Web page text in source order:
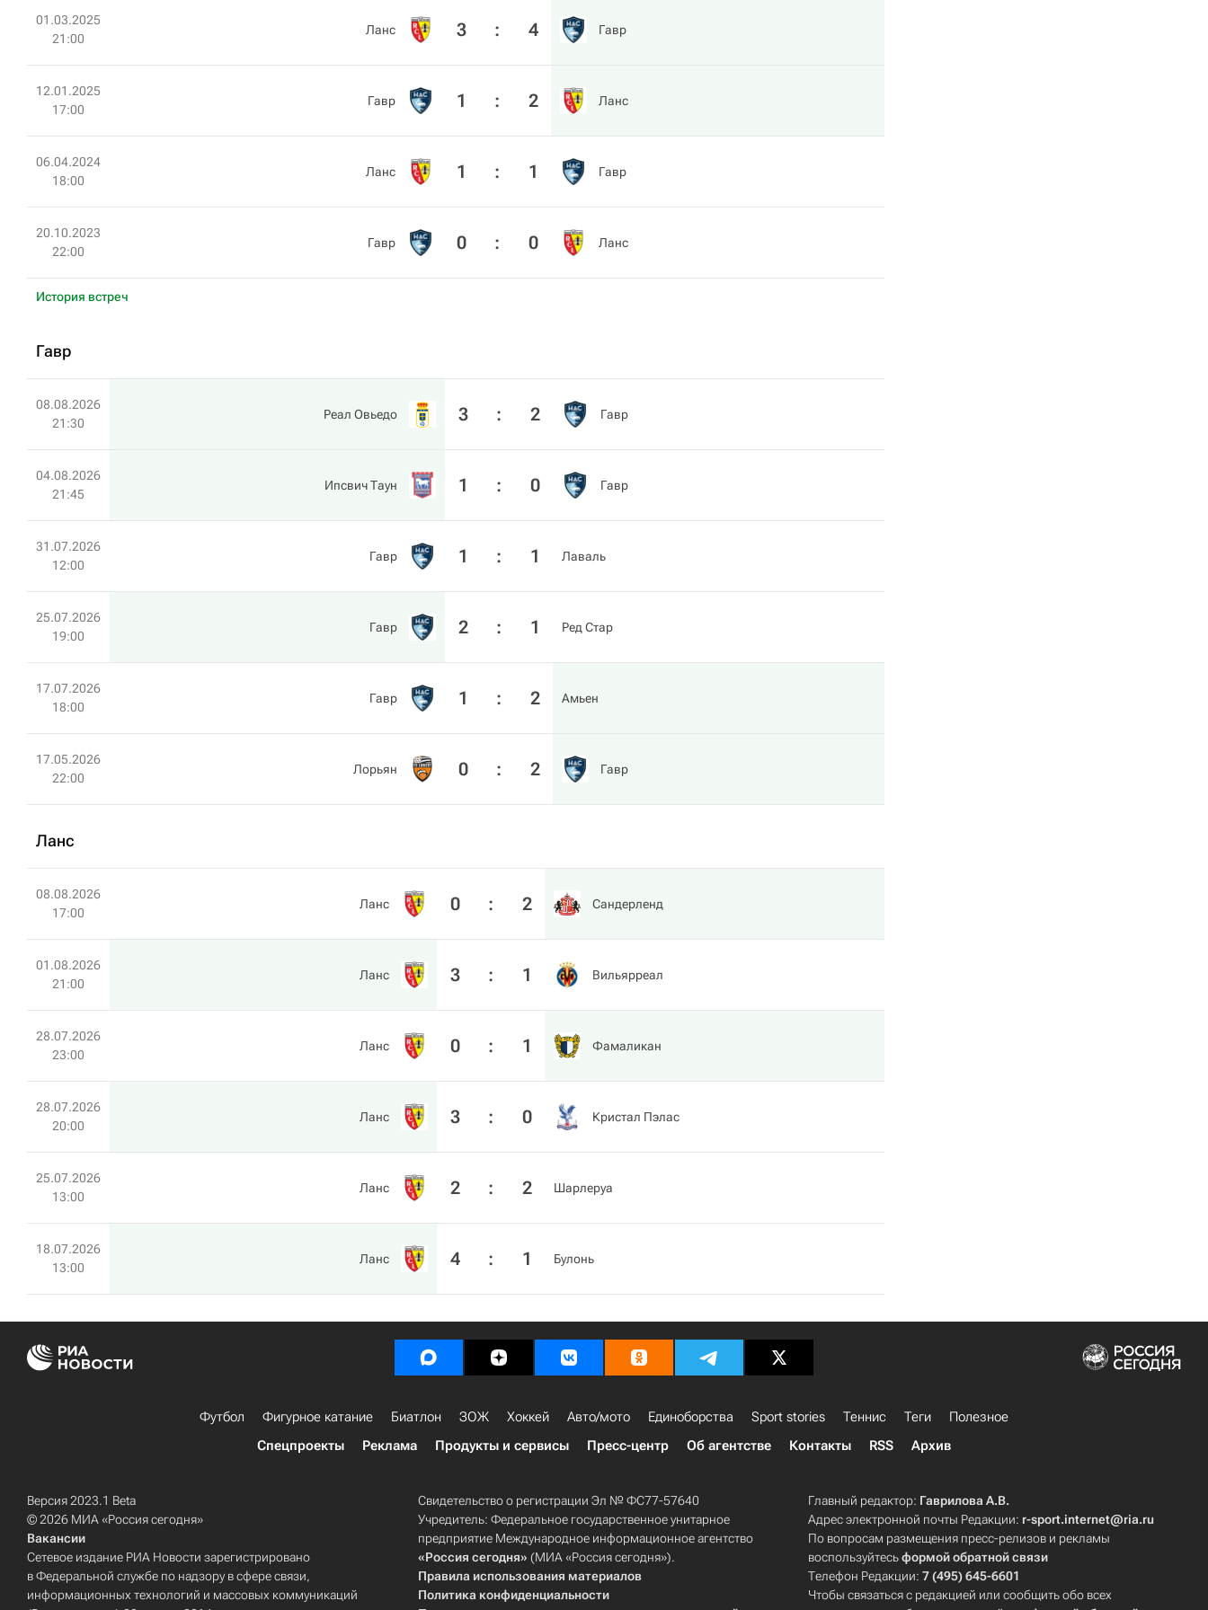
01.03.2025
21:00
Ланс 3 : 4 Гавр
12.01.2025
17:00
Гавр 1 : 2 Ланс
06.04.2024
18:00
Ланс 1 : 1 Гавр
20.10.2023
22:00
Гавр 0 : 0 Ланс
История встреч
Гавр
08.08.2026
21:30
Реал Овьедо 3 : 2 Гавр
04.08.2026
21:45
Ипсвич Таун 1 : 0 Гавр
31.07.2026
12:00
Гавр 1 : 1 Лаваль
25.07.2026
19:00
Гавр 2 : 1 Ред Стар
17.07.2026
18:00
Гавр 1 : 2 Амьен
17.05.2026
22:00
Лорьян 0 : 2 Гавр
Ланс
08.08.2026
17:00
Ланс 0 : 2 Сандерленд
01.08.2026
21:00
Ланс 3 : 1 Вильярреал
28.07.2026
23:00
Ланс 0 : 1 Фамаликан
28.07.2026
20:00
Ланс 3 : 0 Кристал Пэлас
25.07.2026
13:00
Ланс 2 : 2 Шарлеруа
18.07.2026
13:00
Ланс 4 : 1 Булонь
Футбол Фигурное катание Биатлон ЗОЖ Хоккей Авто/мото Единоборства Sport stories Теннис Теги
Полезное
Спецпроекты
Реклама Продукты и сервисы Пресс-центр Об агентстве Контакты RSS Архив
Версия 2023.1 Beta
© 2026 МИА «Россия сегодня»
Вакансии
Сетевое издание РИА Новости зарегистрировано
в Федеральной службе по надзору в сфере связи,
информационных технологий и массовых коммуникаций
Свидетельство о регистрации Эл № ФС77-57640
Учредитель: Федеральное государственное унитарное
предприятие Международное информационное агентство
«Россия сегодня» (МИА «Россия сегодня»).
Правила использования материалов
Политика конфиденциальности
Главный редактор: Гаврилова А.В.
Адрес электронной почты Редакции: r-sport.internet@ria.ru
По вопросам размещения пресс-релизов и рекламы
воспользуйтесьформой обратной связи
Телефон Редакции:7 (495) 645-6601
Чтобы связаться с редакцией или сообщить обо всех